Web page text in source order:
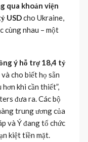
qua khoản viện
USDcho Ukraine,
cùng nhau – một
ý hỗ trợ 18,4 tỷ
cho biết họ sẵn
khi cần thiết”,
đưa ra. Các bộ
trung ương của
và Ý đang tổ chức
kiệt tiền mặt.